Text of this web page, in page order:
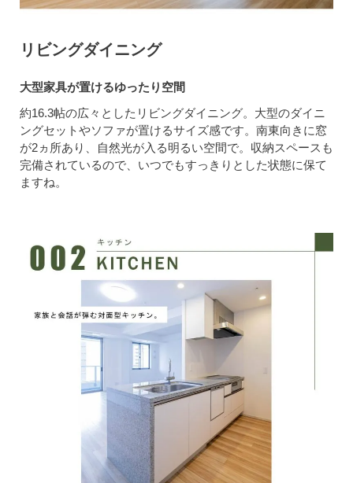
リビングダイニング
大型家具が置けるゆったり空間
約16.3帖の広々としたリビングダイニング。大型のダイニ
ングセットやソファが置けるサイズ感です。南東向きに窓
が2ヵ所あり、自然光が入る明るい空間で。収納スペースも
完備されているので、いつでもすっきりとした状態に保て
ますね。